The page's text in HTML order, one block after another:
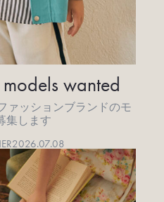
wanted
ァッションブランドのモ
集します
2026.07.08